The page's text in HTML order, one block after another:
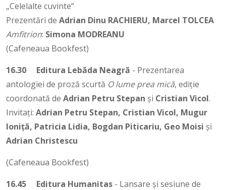
„Celelalte cuvinte”
Prezentări de Adrian Dinu RACHIERU, Marcel TOLCEA
Amfitrion: Simona MODREANU
(Cafeneaua Bookfest)
16.30
Editura Lebăda Neagră - Prezentarea
antologiei de proză scurtă O lume prea mică, ediție
coordonată de Adrian Petru Stepan și Cristian Vicol.
Invitați: Adrian Petru Stepan, Cristian Vicol, Mugur
Ioniță, Patricia Lidia, Bogdan Piticariu, Geo Moisi și
Adrian Christescu
(Cafeneaua Bookfest)
16.45
Editura Humanitas - Lansare și sesiune de